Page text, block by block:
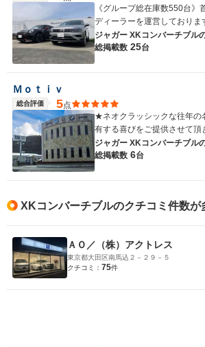
《グループ総在庫数550台》
ディーラーを運営しておりま
ジャガー XKコンバーチブル
総掲載数 25台
Ｍｏｔｉｖ
総合評価 5点
★ネオクラッシックな往年の
有する喜びをご提供させて頂
ジャガー XKコンバーチブル
総掲載数 6台
XKコンバーチブルのクチコミ件数が
ＡＯ／（株）アクトレス
東京都大田区南馬込２－２９－５
クチコミ： 75件